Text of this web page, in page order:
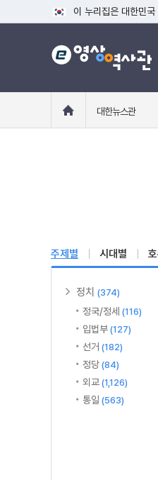
이 누리집은 대한민
공식 누리집 주소 확
go.kr 주소를 사용하
로
대한뉴스관
주제별 시대별
정치 (374)
정국/정세 (116)
입법부 (127)
선거 (182)
정당 (84)
외교 (1,126)
통일 (563)